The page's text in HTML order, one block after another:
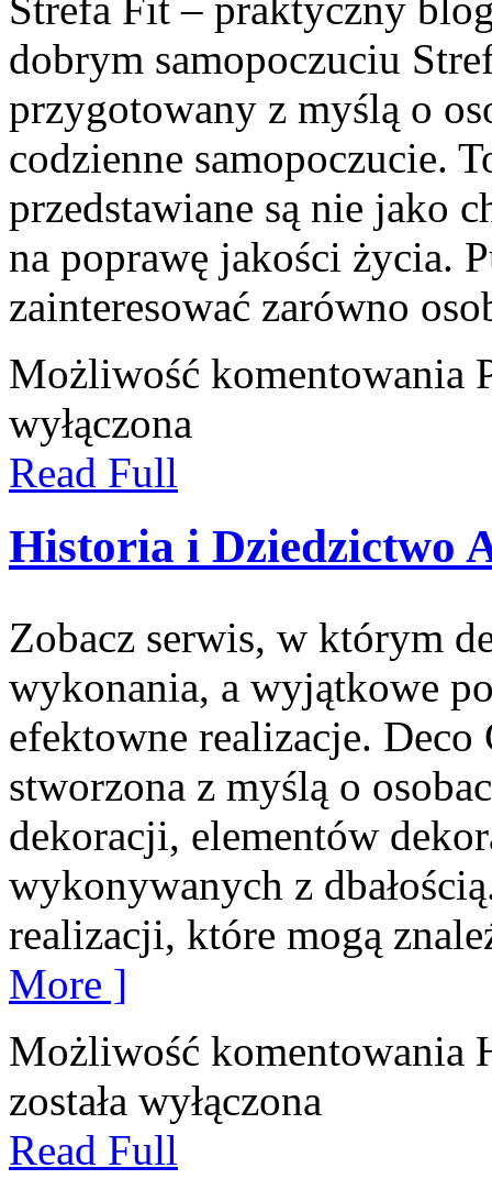
dobrym samopoczuciu
przygotowany z myślą o
codzienne samopoczucie.
przedstawiane są nie jako
na poprawę jakości życia.
zainteresować zarówno
Możliwość komentowania
wyłączona
Read Full
Historia i Dziedzictwo
Zobacz serwis, w którym
wykonania, a wyjątkowe
efektowne realizacje. Deco
stworzona z myślą o
dekoracji, elementów
wykonywanych z
realizacji, które mogą
More ]
Możliwość komentowania
została wyłączona
Read Full